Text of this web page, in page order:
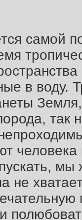
самой
в воду.
не